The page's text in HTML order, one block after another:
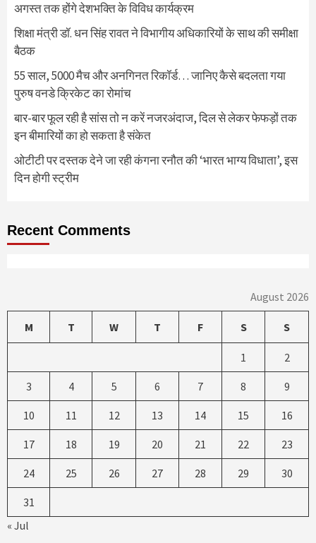
अगस्त तक होंगे देशभक्ति के विविध कार्यक्रम
शिक्षा मंत्री डॉ. धन सिंह रावत ने विभागीय अधिकारियों के साथ की समीक्षा
बैठक
55 साल, 5000 मैच और अनगिनत रिकॉर्ड… जानिए कैसे बदलता गया
पुरुष वनडे क्रिकेट का रोमांच
बार-बार फूल रही है सांस तो न करें नजरअंदाज, दिल से लेकर फेफड़ों तक
इन बीमारियों का हो सकता है संकेत
ओटीटी पर दस्तक देने जा रही कंगना रनौत की ‘भारत भाग्य विधाता’, इस
दिन होगी स्ट्रीम
Recent Comments
August 2026
M T W T F S S
1 2
3 4 5 6 7 8 9
10 11 12 13 14 15 16
17 18 19 20 21 22 23
24 25 26 27 28 29 30
31
« Jul